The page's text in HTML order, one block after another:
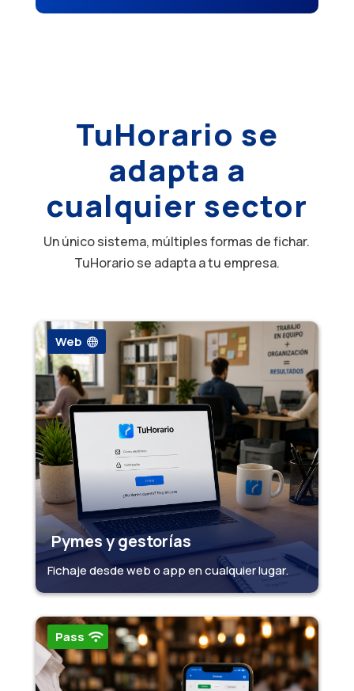
TuHorario se
adapta a
cualquier sector
Un único sistema, múltiples formas de fichar.
TuHorario se adapta a tu empresa.
Web
Pymes y gestorías
Fichaje desde web o app en cualquier lugar.
Pass